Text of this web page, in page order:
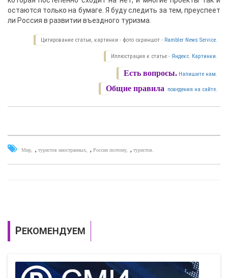
остаются только на бумаге. Я буду следить за тем, преуспеет
ли Россия в развитии въездного туризма.
Цитирование статьи, картинки - фото скриншот - Rambler News Service.
Иллюстрация к статье - Яндекс. Картинки.
Есть вопросы. Напишите нам.
Общие правила поведения на сайте.
Мир , туристов иностранных , России поэтому , туристов.
РЕКОМЕНДУЕМ